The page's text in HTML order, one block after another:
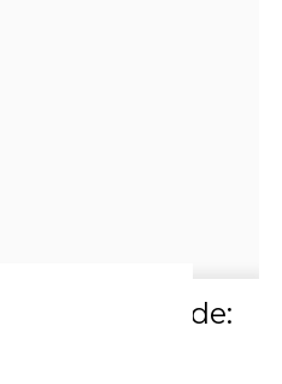
reactie luidde: